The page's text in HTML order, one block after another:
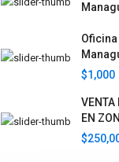
Oficina
$1,000
VENTA
EN